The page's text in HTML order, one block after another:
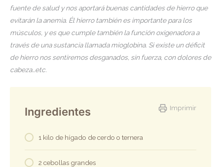
fuente de salud y nos aportará buenas cantidades de hierro que
evitarán la anemia. Él hierro también es importante para los
músculos, y es que cumple también la función oxigenadora a
través de una sustancia llamada mioglobina. Si existe un déficit
de hierro nos sentiremos desganados, sin fuerza, con dolores de
cabeza…etc.
Imprimir
Ingredientes
1 kilo de hígado de cerdo o ternera
2 cebollas grandes